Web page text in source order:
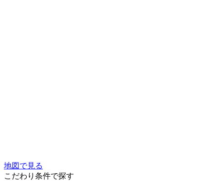
地図で見る
こだわり条件で探す